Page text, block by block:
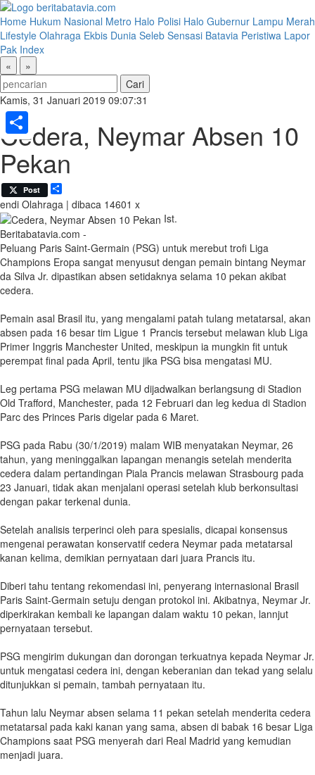
Home Hukum Nasional Metro Halo Polisi Halo Gubernur Lampu Merah
Lifestyle Olahraga Ekbis Dunia Seleb Sensasi Batavia Peristiwa Lapor
Pak Index
«
»
Kamis, 31 Januari 2019 09:07:31
Cedera, Neymar Absen 10
Pekan
Post
endi Olahraga | dibaca 14601 x
Ist.
Beritabatavia.com -
Peluang Paris Saint-Germain (PSG) untuk merebut trofi Liga
Champions Eropa sangat menyusut dengan pemain bintang Neymar
da Silva Jr. dipastikan absen setidaknya selama 10 pekan akibat
cedera.
Pemain asal Brasil itu, yang mengalami patah tulang metatarsal, akan
absen pada 16 besar tim Ligue 1 Prancis tersebut melawan klub Liga
Primer Inggris Manchester United, meskipun ia mungkin fit untuk
perempat final pada April, tentu jika PSG bisa mengatasi MU.
Leg pertama PSG melawan MU dijadwalkan berlangsung di Stadion
Old Trafford, Manchester, pada 12 Februari dan leg kedua di Stadion
Parc des Princes Paris digelar pada 6 Maret.
PSG pada Rabu (30/1/2019) malam WIB menyatakan Neymar, 26
tahun, yang meninggalkan lapangan menangis setelah menderita
cedera dalam pertandingan Piala Prancis melawan Strasbourg pada
23 Januari, tidak akan menjalani operasi setelah klub berkonsultasi
dengan pakar terkenal dunia.
Setelah analisis terperinci oleh para spesialis, dicapai konsensus
mengenai perawatan konservatif cedera Neymar pada metatarsal
kanan kelima, demikian pernyataan dari juara Prancis itu.
Diberi tahu tentang rekomendasi ini, penyerang internasional Brasil
Paris Saint-Germain setuju dengan protokol ini. Akibatnya, Neymar Jr.
diperkirakan kembali ke lapangan dalam waktu 10 pekan, lannjut
pernyataan tersebut.
PSG mengirim dukungan dan dorongan terkuatnya kepada Neymar Jr.
untuk mengatasi cedera ini, dengan keberanian dan tekad yang selalu
ditunjukkan si pemain, tambah pernyataan itu.
Tahun lalu Neymar absen selama 11 pekan setelah menderita cedera
metatarsal pada kaki kanan yang sama, absen di babak 16 besar Liga
Champions saat PSG menyerah dari Real Madrid yang kemudian
menjadi juara.
Share